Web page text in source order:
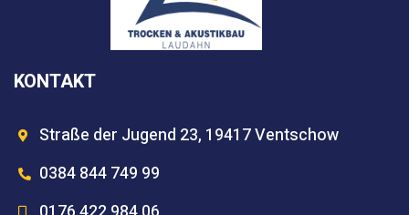
KONTAKT
Straße der Jugend 23, 19417 Ventschow
0384 844 749 99